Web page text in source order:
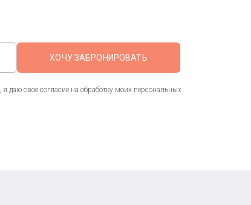
ХОЧУ ЗАБРОНИРОВАТЬ
даю свое согласие на обработку моих персональных